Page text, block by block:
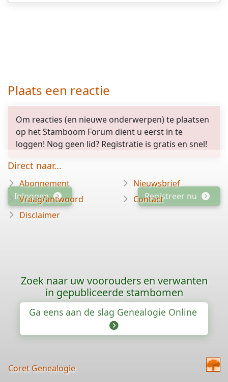
Plaats een reactie
Om reacties (en nieuwe onderwerpen) te plaatsen
op het Stamboom Forum dient u eerst in te
loggen! Nog geen lid? Registratie is gratis en snel!
Inloggen Registreer nu
Direct naar...
Abonnement
Vraag/antwoord
Disclaimer
Nieuwsbrief
Contact
Zoek naar uw voorouders en verwanten
in gepubliceerde stambomen
Ga eens aan de slag Genealogie Online
Coret Genealogie